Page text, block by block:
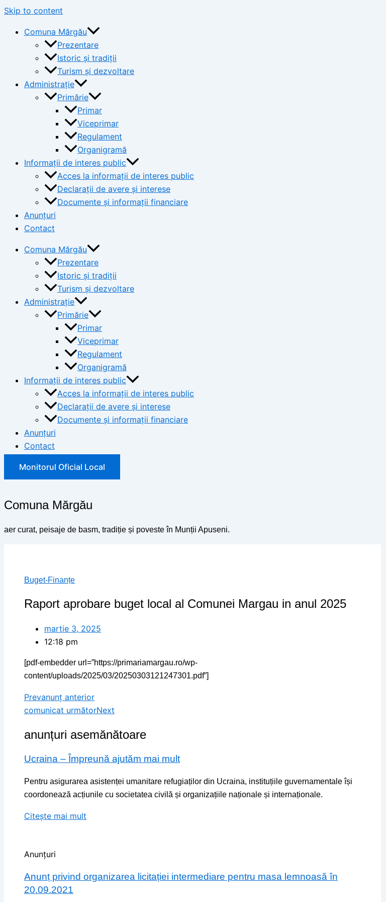
Skip to content
Comuna Mărgău
Prezentare
Istoric și tradiții
Turism și dezvoltare
Administrație
Primărie
Primar
Viceprimar
Regulament
Organigramă
Informații de interes public
Acces la informații de interes public
Declarații de avere și interese
Documente și informații financiare
Anunțuri
Contact
Comuna Mărgău
Prezentare
Istoric și tradiții
Turism și dezvoltare
Administrație
Primărie
Primar
Viceprimar
Regulament
Organigramă
Informații de interes public
Acces la informații de interes public
Declarații de avere și interese
Documente și informații financiare
Anunțuri
Contact
Monitorul Oficial Local
Comuna Mărgău
aer curat, peisaje de basm, tradiție și poveste în Munții Apuseni.
Buget-Finanțe
Raport aprobare buget local al Comunei Margau in anul 2025
martie 3, 2025
12:18 pm
[pdf-embedder url=”https://primariamargau.ro/wp-
content/uploads/2025/03/20250303121247301.pdf”]
Prevanunț anterior
comunicat următorNext
anunțuri asemănătoare
Ucraina – Împreună ajutăm mai mult
Pentru asigurarea asistenței umanitare refugiaților din Ucraina, instituțiile guvernamentale își
coordonează acțiunile cu societatea civilă și organizațiile naționale și internaționale.
Citește mai mult
Anunțuri
Anunț privind organizarea licitației intermediare pentru masa lemnoasă în
20.09.2021